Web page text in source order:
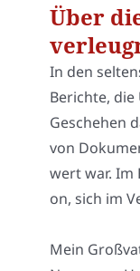
Über
In den
Berich­te,
Gesche­hen
von
wert war.
on, sich im
Mein